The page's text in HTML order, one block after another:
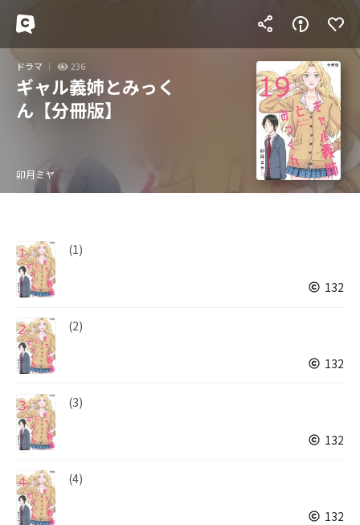
ドラマ 236
ギャル義姉とみっく
ん【分冊版】
卯月ミヤ
(1)
132
(2)
132
(3)
132
(4)
132